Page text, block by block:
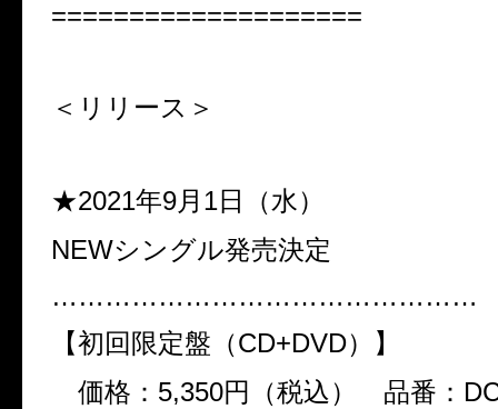
====================
＜リリース＞
★2021年9月 1日（水）
NEWシングル発売決定
…………………………………………
【初回限定盤（CD+DVD）】
価格： 5,350円（税込） 品番：